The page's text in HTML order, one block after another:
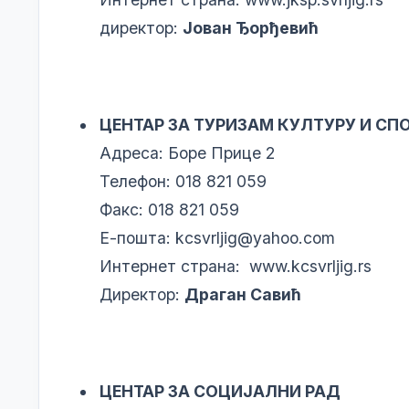
директор: Јован Ђорђевић
ЦЕНТАР ЗА ТУРИЗАМ КУЛТУРУ И
Адреса: Боре Прице 2
Телефон: 018 821 059
Факс: 018 821 059
Е-пошта: kcsvrljig@yahoo.com
Интернет страна: www.kcsvrljig.rs
Директор: Драган Савић
ЦЕНТАР ЗА СОЦИЈАЛНИ РАД